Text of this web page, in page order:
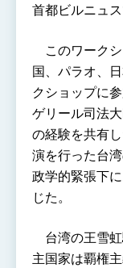
首都ビルニュス
このワークシ
国、パラオ、
クショップに
ゲリール司法
の経験を共有
演を行った台
政学的緊張下
じた。
台湾の王雪虹
主国家は覇権